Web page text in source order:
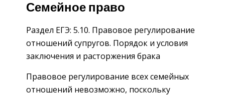
Семейное право
Раздел ЕГЭ: 5.10. Правовое регулирование
отношений супругов. Порядок и условия
заключения и расторжения брака
Правовое регулирование всех семейных
отношений невозможно, поскольку